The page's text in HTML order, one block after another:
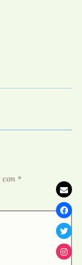
con *